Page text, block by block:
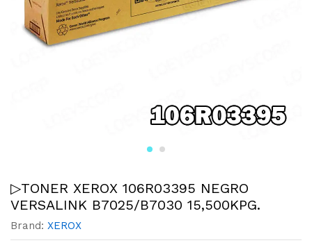
▷TONER XEROX 106R03395 NEGRO
VERSALINK B7025/B7030 15,500KPG.
Brand: XEROX